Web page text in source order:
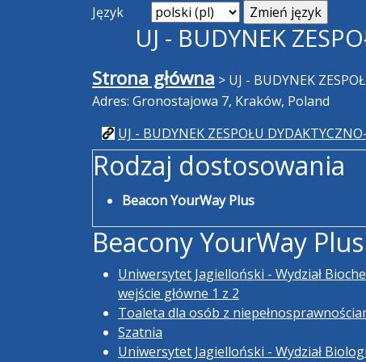
Język
UJ - BUDYNEK
Strona główna > UJ - BUDYNEK
Adres: Gronostajowa 7, Kraków, Poland
UJ - BUDYNEK ZESPOŁU
Rodzaj dostosowania
Beacon YourWay Plus
Beacony YourWay Plus
Uniwersytet Jagielloński - Wydział
wejście główne 1 z 2
Toaleta dla osób z
Szatnia
Uniwersytet Jagielloński - Wydział